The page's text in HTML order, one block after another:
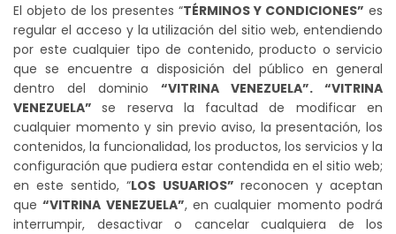
El objeto de los presentes “TÉRMINOS Y CONDICIONES” es
regular el acceso y la utilización del sitio web, entendiendo
por este cualquier tipo de contenido, producto o servicio
que se encuentre a disposición del público en general
dentro del dominio “VITRINA VENEZUELA”. “VITRINA
VENEZUELA”se reserva la facultad de modificar en
cualquier momento y sin previo aviso, la presentación, los
contenidos, la funcionalidad, los productos, los servicios y la
configuración que pudiera estar contendida en el sitio web;
en este sentido, “LOS USUARIOS” reconocen y aceptan
que“VITRINA VENEZUELA”, en cualquier momento podrá
interrumpir, desactivar o cancelar cualquiera de los